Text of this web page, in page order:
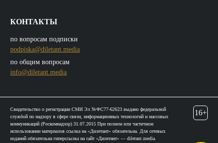
КОНТАКТЫ
по вопросам подписки
podpiska@diletant.media
по общим вопросам
info@diletant.media
Свидетельство о регистрации СМИ Эл №ФС77-62623 выдано федеральной
службой по надзору в сфере связи, информационных технологий и массовых
коммуникаций (Роскомнадзор) 31.07.2015 При полном или частичном
использовании материалов ссылка на «Дилетант» обязательна. Для сетевых
изданий обязательна гиперссылка на сайт «Дилетант» — diletant.media.
16+